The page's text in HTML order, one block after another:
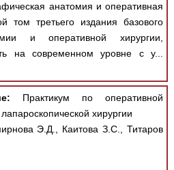
анатомия и оперативная
том третьего издания базового
и оперативной хирургии,
на современном уровне с у...
Практикум по оперативной
хирургии
Э.Д., Каитова З.С., Титаров